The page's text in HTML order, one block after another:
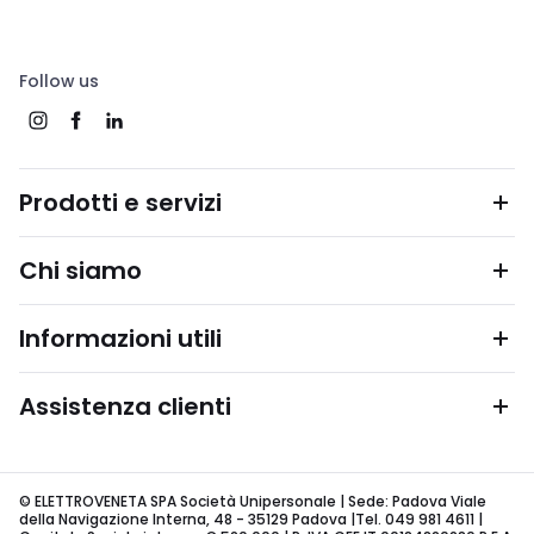
Follow us
Prodotti e servizi
Chi siamo
Informazioni utili
Assistenza clienti
© ELETTROVENETA SPA Società Unipersonale | Sede: Padova Viale
della Navigazione Interna, 48 - 35129 Padova |Tel. 049 981 4611 |